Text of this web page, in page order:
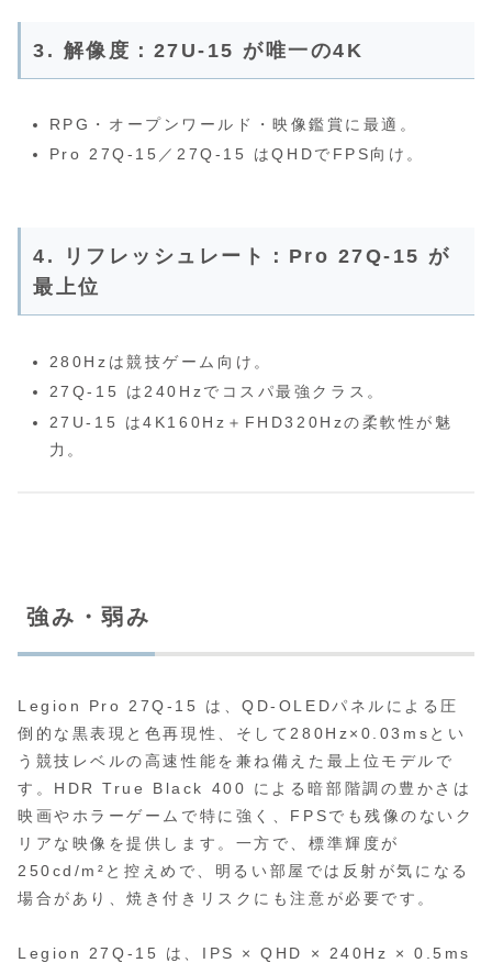
3. 解像度：27U‑15 が唯一の4K
RPG・オープンワールド・映像鑑賞に最適。
Pro 27Q‑15／27Q‑15 はQHDでFPS向け。
4. リフレッシュレート：Pro 27Q‑15 が
最上位
280Hzは競技ゲーム向け。
27Q‑15 は240Hzでコスパ最強クラス。
27U‑15 は4K160Hz＋FHD320Hzの柔軟性が魅
力。
強み・弱み
Legion Pro 27Q‑15 は、QD‑OLEDパネルによる圧
倒的な黒表現と色再現性、そして280Hz×0.03msとい
う競技レベルの高速性能を兼ね備えた最上位モデルで
す。HDR True Black 400 による暗部階調の豊かさは
映画やホラーゲームで特に強く、FPSでも残像のないク
リアな映像を提供します。一方で、標準輝度が
250cd/m²と控えめで、明るい部屋では反射が気になる
場合があり、焼き付きリスクにも注意が必要です。
Legion 27Q‑15 は、IPS × QHD × 240Hz × 0.5ms